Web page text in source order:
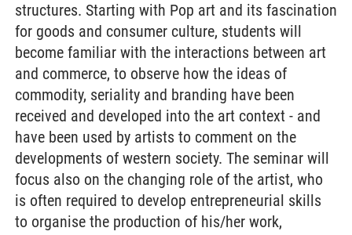
structures. Starting with Pop art and its fascination
for goods and consumer culture, students will
become familiar with the interactions between art
and commerce, to observe how the ideas of
commodity, seriality and branding have been
received and developed into the art context - and
have been used by artists to comment on the
developments of western society. The seminar will
focus also on the changing role of the artist, who
is often required to develop entrepreneurial skills
to organise the production of his/her work,